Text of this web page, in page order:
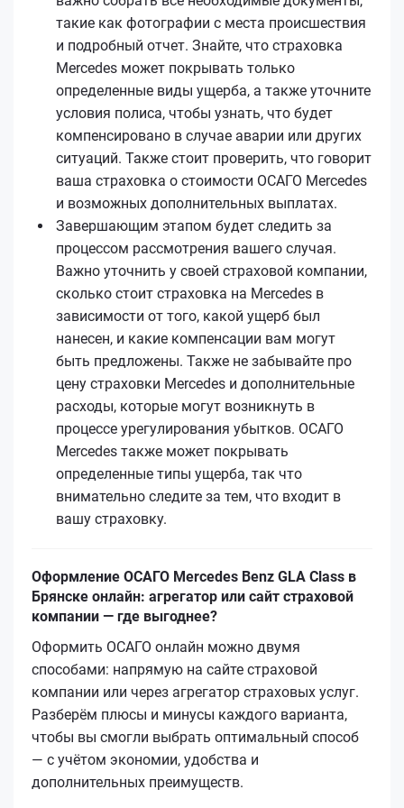
такие как фотографии с места происшествия
и подробный отчет. Знайте, что страховка
Mercedes может покрывать только
определенные виды ущерба, а также уточните
условия полиса, чтобы узнать, что будет
компенсировано в случае аварии или других
ситуаций. Также стоит проверить, что говорит
ваша страховка о стоимости ОСАГО Mercedes
и возможных дополнительных выплатах.
Завершающим этапом будет следить за
процессом рассмотрения вашего случая.
Важно уточнить у своей страховой компании,
сколько стоит страховка на Mercedes в
зависимости от того, какой ущерб был
нанесен, и какие компенсации вам могут
быть предложены. Также не забывайте про
цену страховки Mercedes и дополнительные
расходы, которые могут возникнуть в
процессе урегулирования убытков. ОСАГО
Mercedes также может покрывать
определенные типы ущерба, так что
внимательно следите за тем, что входит в
вашу страховку.
Оформление ОСАГО Mercedes Benz GLA Class в
Брянске онлайн: агрегатор или сайт страховой
компании — где выгоднее?
Оформить ОСАГО онлайн можно двумя
способами: напрямую на сайте страховой
компании или через агрегатор страховых услуг.
Разберём плюсы и минусы каждого варианта,
чтобы вы смогли выбрать оптимальный способ
— с учётом экономии, удобства и
дополнительных преимуществ.